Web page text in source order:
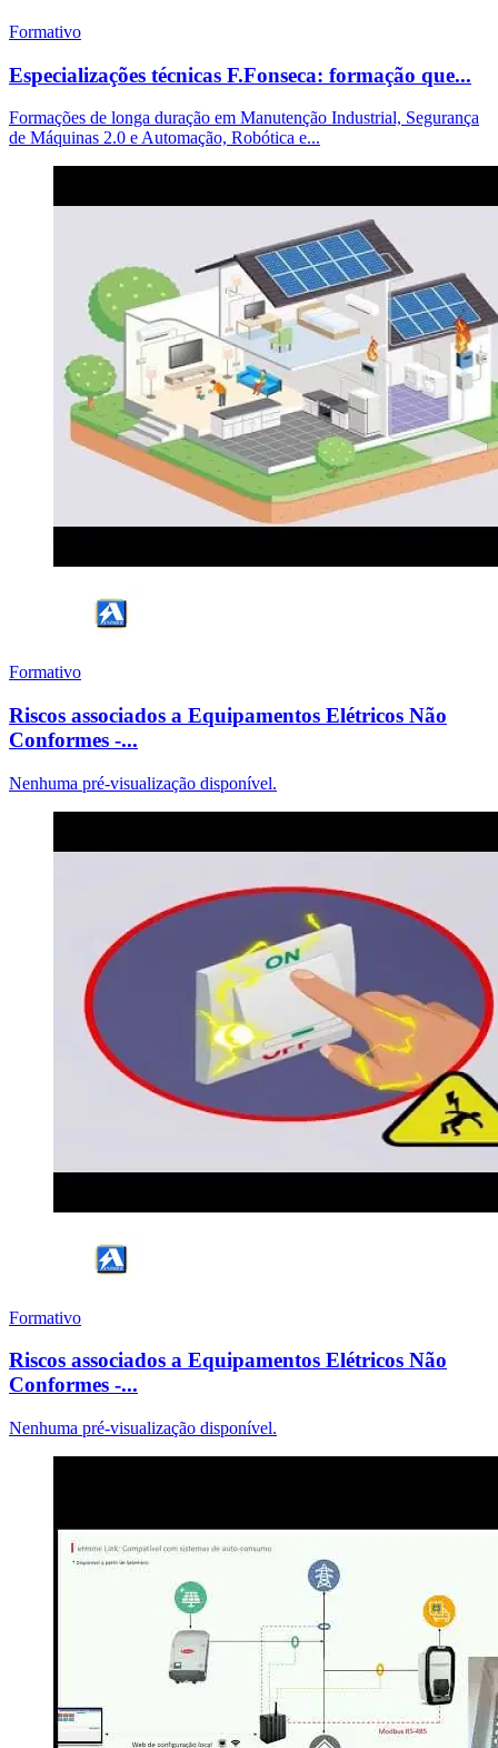
Formativo
Especializações técnicas F.Fonseca: formação que...
Formações de longa duração em Manutenção Industrial, Segurança
de Máquinas 2.0 e Automação, Robótica e...
Formativo
Riscos associados a Equipamentos Elétricos Não
Conformes -...
Nenhuma pré-visualização disponível.
Formativo
Riscos associados a Equipamentos Elétricos Não
Conformes -...
Nenhuma pré-visualização disponível.